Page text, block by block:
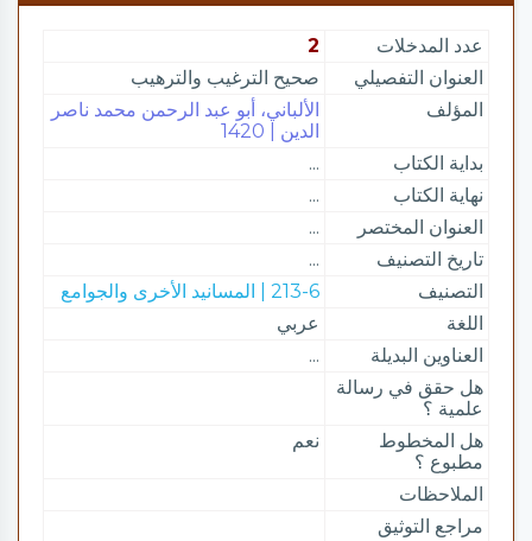
عدد المدخلات
2
العنوان التفصيلي
صحيح الترغيب والترهيب
المؤلف
الألباني، أبو عبد الرحمن محمد ناصر
الدين | 1420
بداية الكتاب
...
نهاية الكتاب
...
العنوان المختصر
...
تاريخ التصنيف
...
التصنيف
213-6 | المسانيد الأخرى والجوامع
اللغة
عربي
العناوين البديلة
...
هل حقق في رسالة
علمية ؟
هل المخطوط
مطبوع ؟
نعم
الملاحظات
مراجع التوثيق